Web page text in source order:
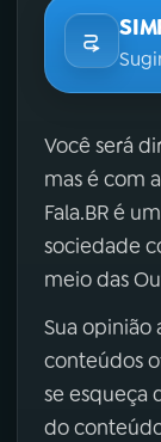
Você será
mas é com
Fala.BR é
sociedade
meio das
Sua opinião
conteúdos
se esqueça
do